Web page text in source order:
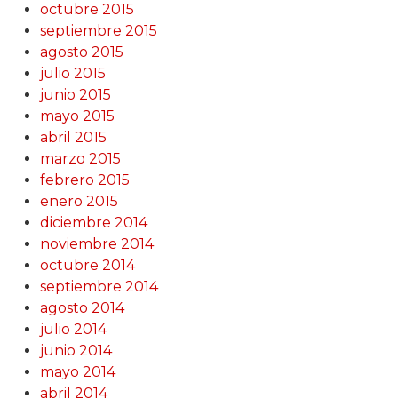
octubre 2015
septiembre 2015
agosto 2015
julio 2015
junio 2015
mayo 2015
abril 2015
marzo 2015
febrero 2015
enero 2015
diciembre 2014
noviembre 2014
octubre 2014
septiembre 2014
agosto 2014
julio 2014
junio 2014
mayo 2014
abril 2014